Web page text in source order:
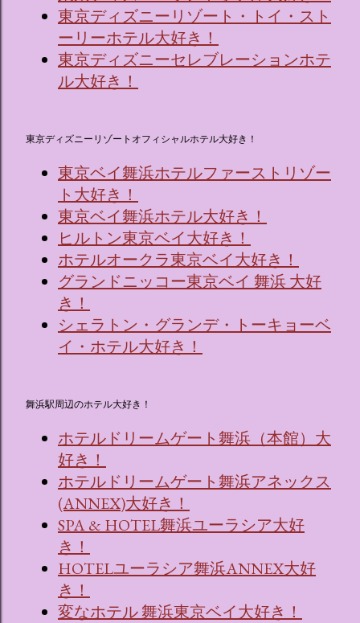
東京ディズニーリゾート・トイ・スト
ーリーホテル大好き！
東京ディズニーセレブレーションホテ
ル大好き！
東京ディズニーリゾートオフィシャルホテル大好き！
東京ベイ舞浜ホテルファーストリゾー
ト大好き！
東京ベイ舞浜ホテル大好き！
ヒルトン東京ベイ大好き！
ホテルオークラ東京ベイ大好き！
グランドニッコー東京ベイ 舞浜 大好
き！
シェラトン・グランデ・トーキョーベ
イ・ホテル大好き！
舞浜駅周辺のホテル大好き！
ホテルドリームゲート舞浜（本館）大
好き！
ホテルドリームゲート舞浜アネックス
(ANNEX)大好き！
SPA & HOTEL舞浜ユーラシア大好
き！
HOTELユーラシア舞浜ANNEX大好
き！
変なホテル 舞浜東京ベイ大好き！